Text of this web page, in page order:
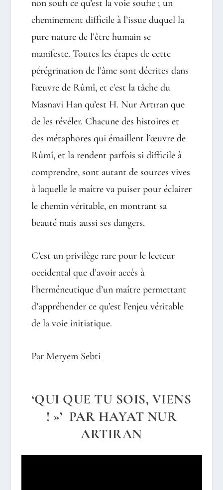
non soufi ce qu’est la voie soufie ; un
cheminement difficile à l’issue duquel la
pure nature de l’être humain se
manifeste. Toutes les étapes de cette
pérégrination de l’âme sont décrites dans
l’œuvre de Rûmî, et c’est la tâche du
Masnavi Han qu’est H. Nur Artıran que
de les révéler. Chacune des histoires et
des métaphores qui émaillent l’œuvre de
Rûmî, et la rendent parfois si difficile à
comprendre, sont autant de sources vives
à laquelle le maître va puiser pour éclairer
le chemin véritable, en montrant sa
beauté mais aussi ses dangers.
C’est un privilège rare pour le lecteur
occidental que d’avoir accès à
l’herméneutique d’un maître permettant
d’appréhender ce qu’est l’enjeu véritable
de la voie initiatique.
Par Meryem Sebti
‘QUI QUE TU SOIS, VIENS
! »’ PAR HAYAT NUR
ARTIRAN